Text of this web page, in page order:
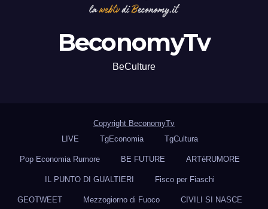
BeconomyTv
BeCulture
Copyright BeconomyTv
LIVE
TgEconomia TgCultura
Pop Economia Rumore BE FUTURE ARTèRUMORE
IL PUNTO DI GUALTIERI Fisco per Fiaschi
GEOTWEET Mezzogiorno di Fuoco CIVILI SI NASCE